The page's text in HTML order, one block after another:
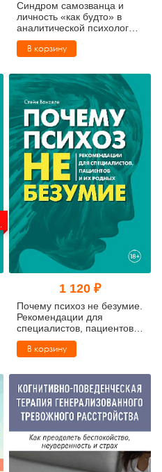
Синдром самозванца и
личность «как будто» в
аналитической психологии:
Хрупкость
самоидентичности
В корзину
1 120 ₽
Почему психоз не безумие.
Рекомендации для
специалистов, пациентов и
их родных
В корзину